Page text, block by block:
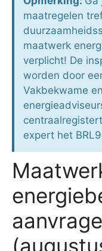
maatregelen
maatwerk
verplicht! De
worden door
Vakbekwame
expert het